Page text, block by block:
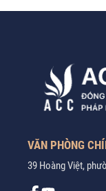
VĂN PHÒNG
39 Hoàng Việt,